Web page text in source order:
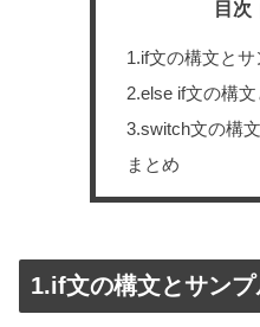
目次
1.if文の構文と
2.else if文の構
3.switch文の構
まとめ
1.if文の構文とサン